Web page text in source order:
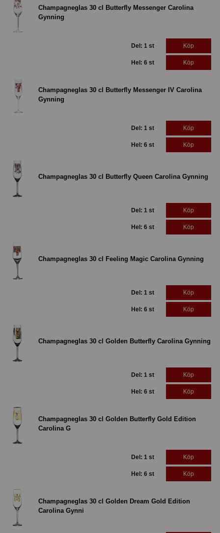
Champagneglas 30 cl Butterfly Messenger Carolina
Gynning
Del: 1 st Köp
Hel: 6 st Köp
Champagneglas 30 cl Butterfly Messenger IV Carolina
Gynning
Del: 1 st Köp
Hel: 6 st Köp
Champagneglas 30 cl Butterfly Queen Carolina Gynning
Del: 1 st Köp
Hel: 6 st Köp
Champagneglas 30 cl Feeling Magic Carolina Gynning
Del: 1 st Köp
Hel: 6 st Köp
Champagneglas 30 cl Golden Butterfly Carolina Gynning
Del: 1 st Köp
Hel: 6 st Köp
Champagneglas 30 cl Golden Butterfly Gold Edition
Carolina G
Del: 1 st Köp
Hel: 6 st Köp
Champagneglas 30 cl Golden Dream Gold Edition
Carolina Gynni